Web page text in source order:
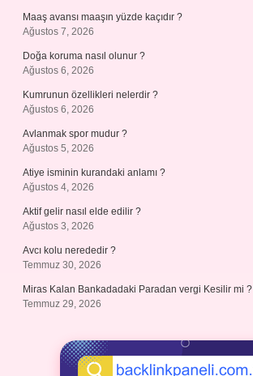
Maaş avansı maaşın yüzde kaçıdır ?
Ağustos 7, 2026
Doğa koruma nasıl olunur ?
Ağustos 6, 2026
Kumrunun özellikleri nelerdir ?
Ağustos 6, 2026
Avlanmak spor mudur ?
Ağustos 5, 2026
Atiye isminin kurandaki anlamı ?
Ağustos 4, 2026
Aktif gelir nasıl elde edilir ?
Ağustos 3, 2026
Avcı kolu nerededir ?
Temmuz 30, 2026
Miras Kalan Bankadadaki Paradan vergi Kesilir mi ?
Temmuz 29, 2026